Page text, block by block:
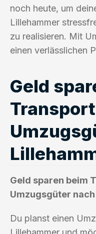
noch heute, um
Lillehammer
zu realisieren. Mit
einen verlässlichen
Geld
Geld sparen beim
Umzugsgüter
Du planst einen